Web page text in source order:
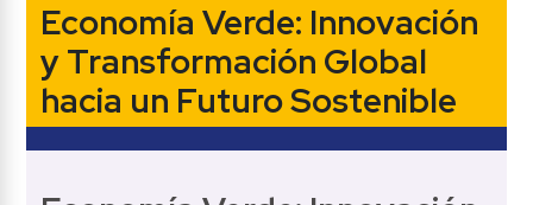
Economía Verde: Innovación
y Transformación Global
hacia un Futuro Sostenible